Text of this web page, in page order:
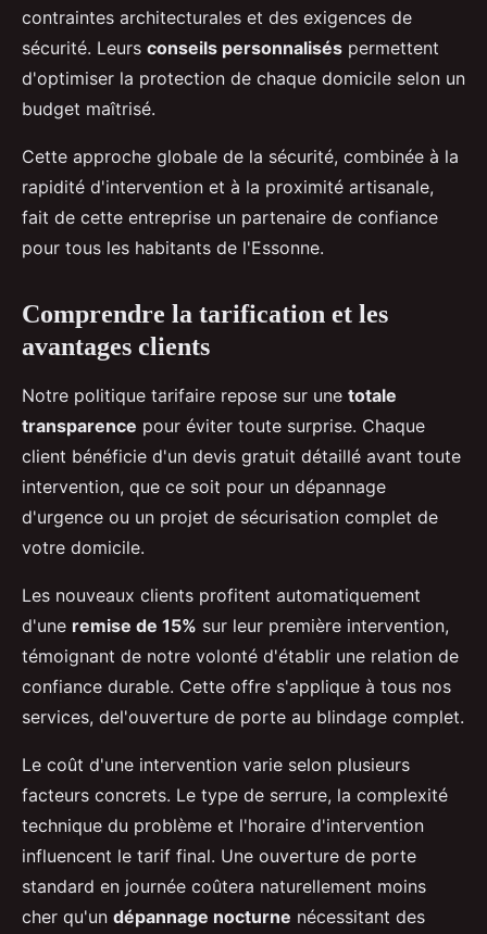
contraintes architecturales et des exigences de
sécurité. Leurs conseils personnalisés permettent
d'optimiser la protection de chaque domicile selon un
budget maîtrisé.
Cette approche globale de la sécurité, combinée à la
rapidité d'intervention et à la proximité artisanale,
fait de cette entreprise un partenaire de confiance
pour tous les habitants de l'Essonne.
Comprendre la tarification et les
avantages clients
Notre politique tarifaire repose sur une totale
transparence pour éviter toute surprise. Chaque
client bénéficie d'un devis gratuit détaillé avant toute
intervention, que ce soit pour un dépannage
d'urgence ou un projet de sécurisation complet de
votre domicile.
Les nouveaux clients profitent automatiquement
d'une remise de 15% sur leur première intervention,
témoignant de notre volonté d'établir une relation de
confiance durable. Cette offre s'applique à tous nos
services, del'ouverture de porte au blindage complet.
Le coût d'une intervention varie selon plusieurs
facteurs concrets. Le type de serrure, la complexité
technique du problème et l'horaire d'intervention
influencent le tarif final. Une ouverture de porte
standard en journée coûtera naturellement moins
cher qu'un dépannage nocturne nécessitant des